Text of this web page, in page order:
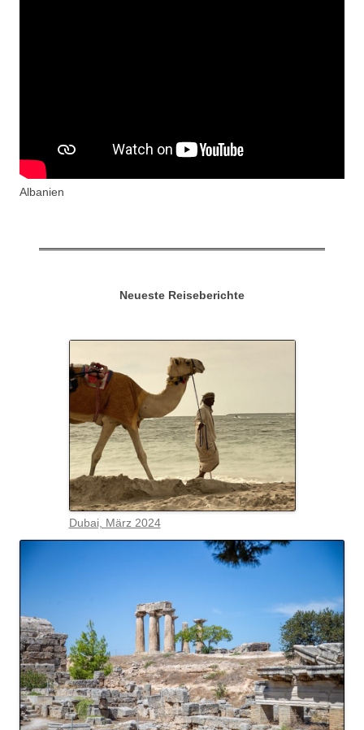
Albanien
Neueste Reiseberichte
Dubai, März 2024